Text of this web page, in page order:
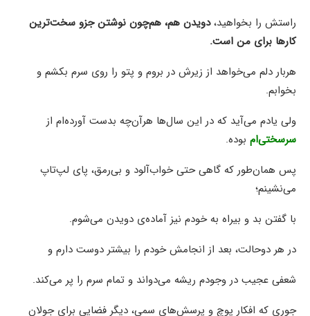
راستش را بخواهید،دویدن هم، هم‌چون نوشتن جزو سخت‌ترین
کارها برای من است.
هربار دلم می‌خواهد از زیرش در بروم و پتو را روی سرم بکشم و
بخوابم.
ولی یادم می‌آید که در این سال‌ها هرآن‌چه بدست آورده‌ام از
سرسختی‌ام بوده.
پس همان‌طور که گاهی حتی خواب‌آلود و بی‌رمق، پای لپ‌تاپ
می‌نشینم؛
با گفتن بد و بیراه به خودم نیز آماده‌ی دویدن می‌شوم.
در هر دوحالت، بعد از انجامش خودم را بیشتر دوست دارم و
شعفی عجیب در وجودم ریشه می‌دواند و تمام سرم را پر می‌کند.
جوری که افکار پوچ و پرسش‌های سمی، دیگر فضایی برای جولان